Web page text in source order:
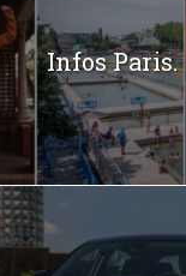
Infos Paris.